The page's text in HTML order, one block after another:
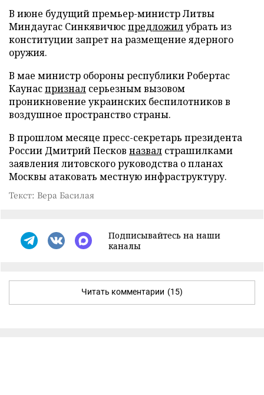
В июне будущий премьер-министр Литвы
Миндаугас Синкявичюспредложилубрать из
конституции запрет на размещение ядерного
оружия.
В мае министр обороны республики Робертас
Каунаспризнал серьезным вызовом
проникновение украинских беспилотников в
воздушное пространство страны.
В прошлом месяце пресс-секретарь президента
России Дмитрий Песков назвал страшилками
заявления литовского руководства о планах
Москвы атаковать местную инфраструктуру.
Текст: Вера Басилая
Подписывайтесь на наши
каналы
Читать комментарии (15)